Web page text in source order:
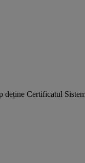
deține Certificatul